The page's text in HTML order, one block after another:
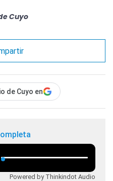
Cuyo
de Cuyo en
Powered by Thinkindot Audio